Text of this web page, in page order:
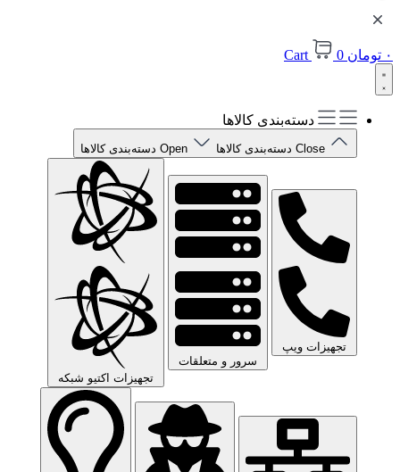
۰ تومان 0
Cart
دسته‌بندی کالاها
Close دسته‌بندی کالاها Open دسته‌بندی کالاها
تجهیزات ویپ
سرور و متعلقات
تجهیزات اکتیو شبکه